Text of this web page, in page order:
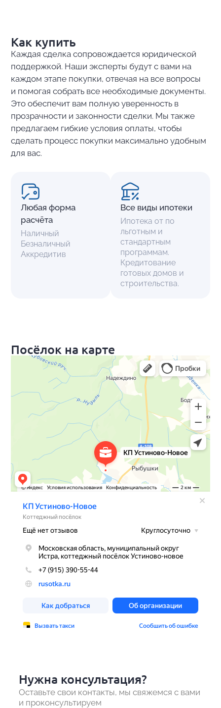
Как купить
Каждая сделка сопровождается юридической
поддержкой. Наши эксперты будут с вами на
каждом этапе покупки, отвечая на все вопросы
и помогая собрать все необходимые документы.
Это обеспечит вам полную уверенность в
прозрачности и законности сделки. Мы также
предлагаем гибкие условия оплаты, чтобы
сделать процесс покупки максимально удобным
для вас.
Любая форма
расчёта
Наличный
Безналичный
Аккредитив
Все виды ипотеки
Ипотека от по
льготным и
стандартным
программам.
Кредитование
готовых домов и
строительства.
Посёлок на карте
Нужна консультация?
Оставьте свои контакты, мы свяжемся с вами
и проконсультируем